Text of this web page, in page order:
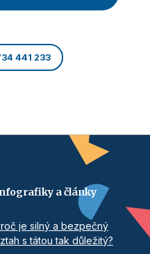
441 233
a články
je silný a bezpečný
s tátou tak důležitý?